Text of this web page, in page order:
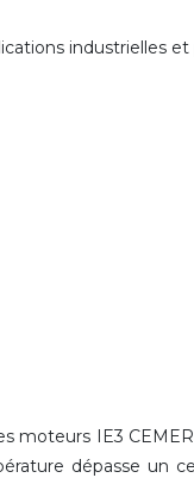
industrielles
moteurs IE3
dépasse un